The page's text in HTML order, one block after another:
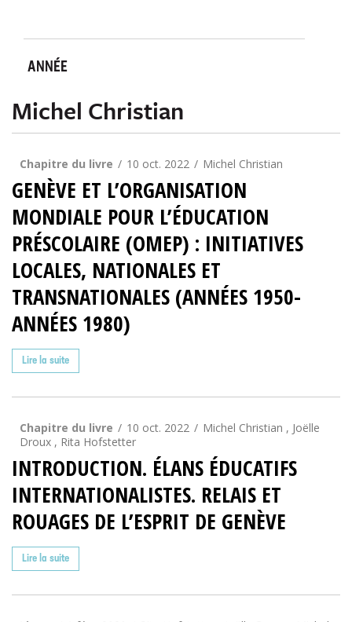
ANNÉE
Michel Christian
Chapitre du livre 10 oct. 2022 Michel Christian
GENÈVE ET L’ORGANISATION
MONDIALE POUR L’ÉDUCATION
PRÉSCOLAIRE (OMEP) : INITIATIVES
LOCALES, NATIONALES ET
TRANSNATIONALES (ANNÉES 1950-
ANNÉES 1980)
Lire la suite
Chapitre du livre 10 oct. 2022
Michel Christian , Joëlle
Droux , Rita Hofstetter
INTRODUCTION. ÉLANS ÉDUCATIFS
INTERNATIONALISTES. RELAIS ET
ROUAGES DE L’ESPRIT DE GENÈVE
Lire la suite